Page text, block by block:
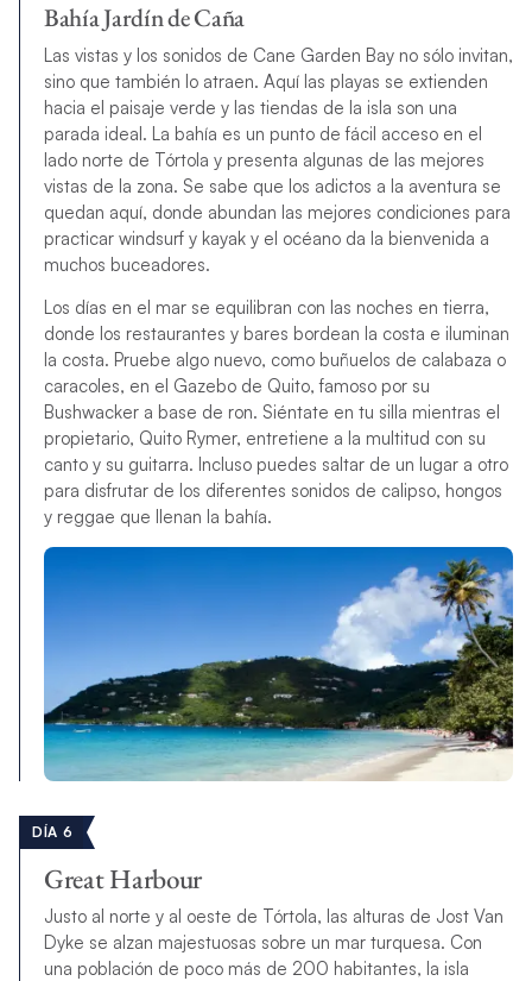
Bahía Jardín de Caña
Las vistas y los sonidos de Cane Garden Bay no sólo invitan,
sino que también lo atraen. Aquí las playas se extienden
hacia el paisaje verde y las tiendas de la isla son una
parada ideal. La bahía es un punto de fácil acceso en el
lado norte de Tórtola y presenta algunas de las mejores
vistas de la zona. Se sabe que los adictos a la aventura se
quedan aquí, donde abundan las mejores condiciones para
practicar windsurf y kayak y el océano da la bienvenida a
muchos buceadores.
Los días en el mar se equilibran con las noches en tierra,
donde los restaurantes y bares bordean la costa e iluminan
la costa. Pruebe algo nuevo, como buñuelos de calabaza o
caracoles, en el Gazebo de Quito, famoso por su
Bushwacker a base de ron. Siéntate en tu silla mientras el
propietario, Quito Rymer, entretiene a la multitud con su
canto y su guitarra. Incluso puedes saltar de un lugar a otro
para disfrutar de los diferentes sonidos de calipso, hongos
y reggae que llenan la bahía.
DÍA 6
Great Harbour
Justo al norte y al oeste de Tórtola, las alturas de Jost Van
Dyke se alzan majestuosas sobre un mar turquesa. Con
una población de poco más de 200 habitantes, la isla